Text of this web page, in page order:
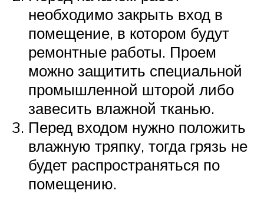
необходимо закрыть вход в
помещение, в котором будут
ремонтные работы. Проем
можно защитить специальной
промышленной шторой либо
завесить влажной тканью.
Перед входом нужно положить
влажную тряпку, тогда грязь не
будет распространяться по
помещению.